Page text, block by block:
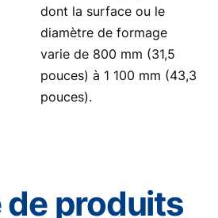
dont la surface ou le
diamètre de formage
varie de 800 mm (31,5
pouces) à 1 100 mm (43,3
pouces).
de produits